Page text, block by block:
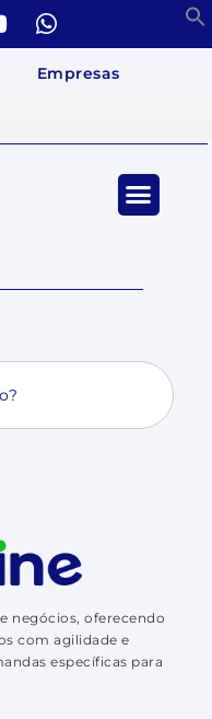
Empresas
negócios, oferecendo
com agilidade e
específicas para